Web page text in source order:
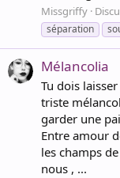
Missgriffy
séparation
Mélancolia
Tu dois
triste
garder une
Entre amour
les champs
nous , ...